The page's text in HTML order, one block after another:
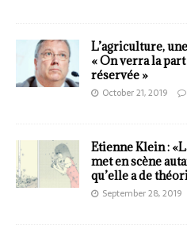
L’agriculture,
« On verra la
réservée »
October 21, 2019
Etienne Klein :
met en scène
qu’elle a de
September 28, 2019